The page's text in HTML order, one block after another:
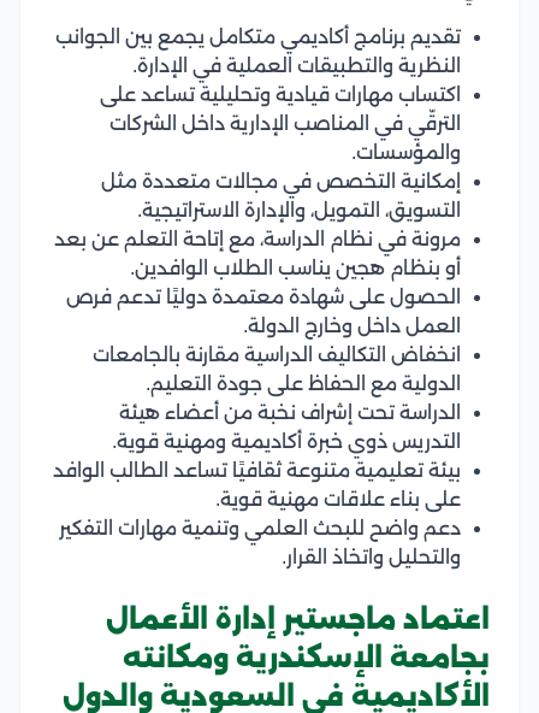
تقديم برنامج أكاديمي متكامل يجمع بين الجوانب
النظرية والتطبيقات العملية في الإدارة.
اكتساب مهارات قيادية وتحليلية تساعد على
الترقّي في المناصب الإدارية داخل الشركات
والمؤسسات.
إمكانية التخصص في مجالات متعددة مثل
التسويق، التمويل، والإدارة الاستراتيجية.
مرونة في نظام الدراسة، مع إتاحة التعلم عن بعد
أو بنظام هجين يناسب الطلاب الوافدين.
الحصول على شهادة معتمدة دوليًا تدعم فرص
العمل داخل وخارج الدولة.
انخفاض التكاليف الدراسية مقارنة بالجامعات
الدولية مع الحفاظ على جودة التعليم.
الدراسة تحت إشراف نخبة من أعضاء هيئة
التدريس ذوي خبرة أكاديمية ومهنية قوية.
بيئة تعليمية متنوعة ثقافيًا تساعد الطالب الوافد
على بناء علاقات مهنية قوية.
دعم واضح للبحث العلمي وتنمية مهارات التفكير
والتحليل واتخاذ القرار.
اعتماد ماجستير إدارة الأعمال
بجامعة الإسكندرية ومكانته
الأكاديمية في السعودية والدول